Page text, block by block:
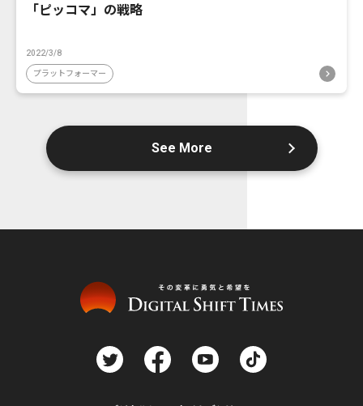
「ピッコマ」の戦略
2022/3/8
プラットフォーマー
See More